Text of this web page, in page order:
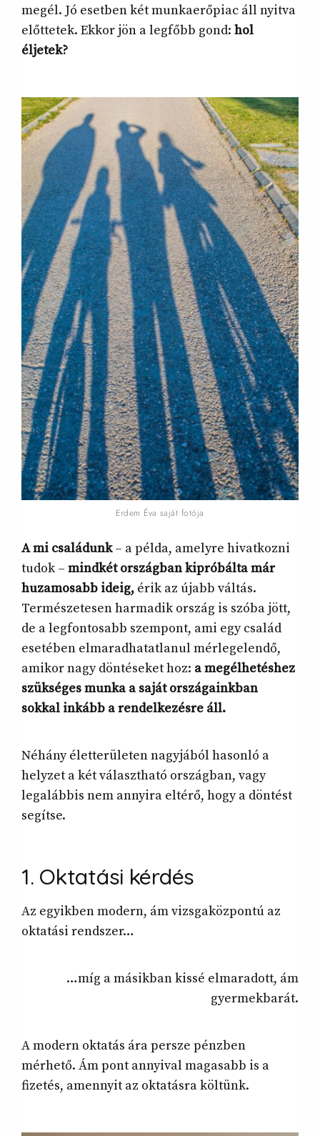
megél. Jó esetben két munkaerőpiac áll nyitva
előttetek. Ekkor jön a legfőbb gond: hol
éljetek?
Erdem Éva saját fotója
A mi családunk– a példa, amelyre hivatkozni
tudok – mindkét országban kipróbálta már
huzamosabb ideig, érik az újabb váltás.
Természetesen harmadik ország is szóba jött,
de a legfontosabb szempont, ami egy család
esetében elmaradhatatlanul mérlegelendő,
amikor nagy döntéseket hoz: a megélhetéshez
szükséges munka a saját országainkban
sokkal inkább a rendelkezésre áll.
Néhány életterületen nagyjából hasonló a
helyzet a két választható országban, vagy
legalábbis nem annyira eltérő, hogy a döntést
segítse.
1. Oktatási kérdés
Az egyikben modern, ám vizsgaközpontú az
oktatási rendszer…
…míg a másikban kissé elmaradott, ám
gyermekbarát.
A modern oktatás ára persze pénzben
mérhető. Ám pont annyival magasabb is a
fizetés, amennyit az oktatásra költünk.